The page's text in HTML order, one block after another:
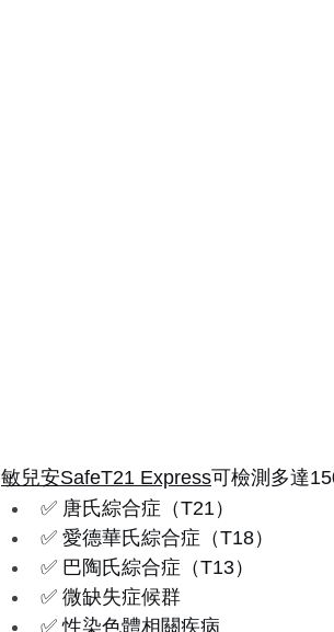
敏兒安SafeT21 Express可檢測多達
✅ 唐氏綜合症（T21）
✅ 愛德華氏綜合症（T18）
✅ 巴陶氏綜合症（T13）
✅ 微缺失症候群
✅ 性染色體相關疾病